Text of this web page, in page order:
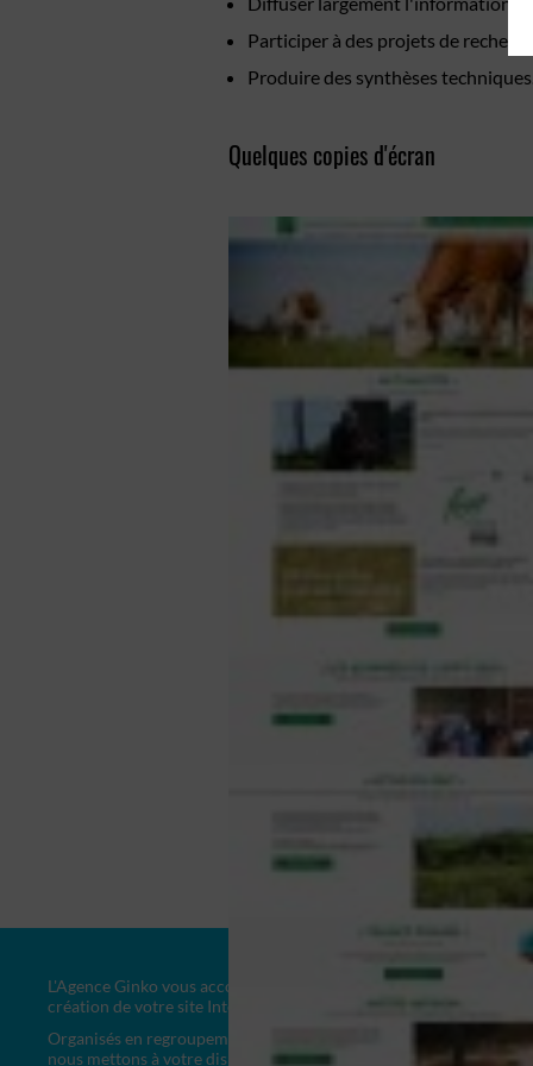
Participer à des projets de
Produire des synthèses
Quelques copies d'écran
L'Agence Ginko vous accompagne dans la
création de votre site Internet personnalisé.
Organisés en regroupement de compétences,
nous mettons à votre disposition les